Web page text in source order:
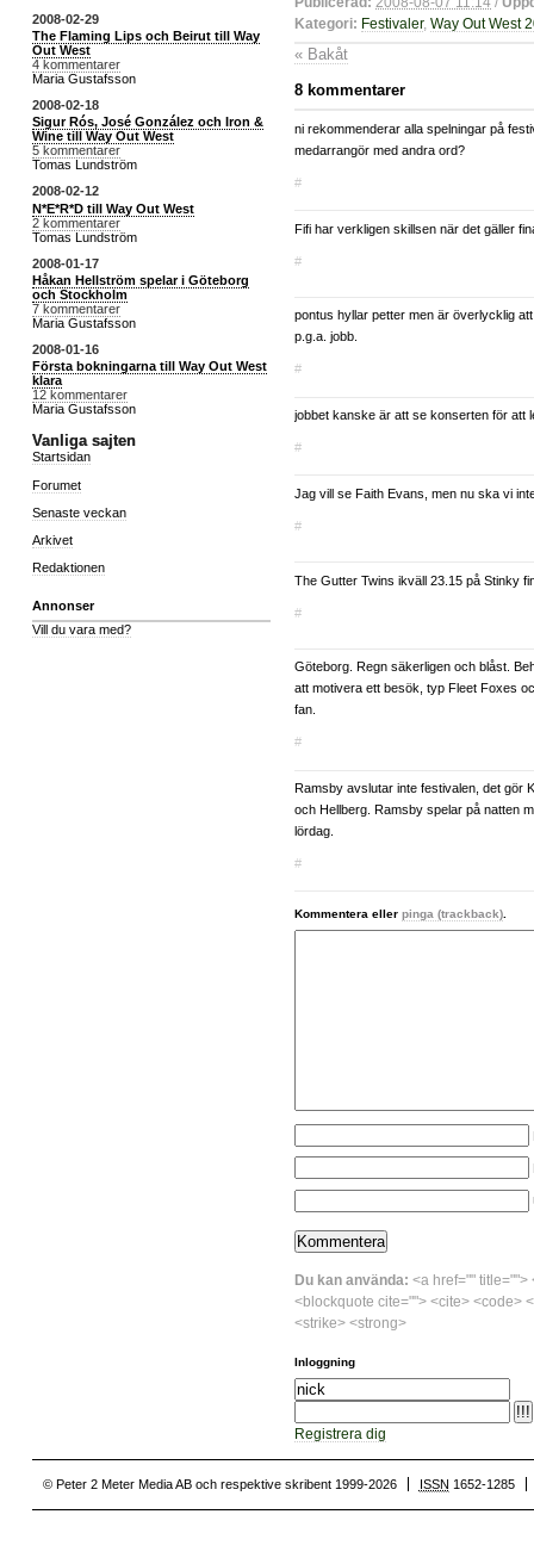
2008-02-29
The Flaming Lips och Beirut till Way
Out West
4 kommentarer
Maria Gustafsson
2008-02-18
Sigur Rós, José González och Iron &
Wine till Way Out West
5 kommentarer
Tomas Lundström
2008-02-12
N*E*R*D till Way Out West
2 kommentarer
Tomas Lundström
2008-01-17
Håkan Hellström spelar i Göteborg
och Stockholm
7 kommentarer
Maria Gustafsson
2008-01-16
Första bokningarna till Way Out West
klara
12 kommentarer
Maria Gustafsson
Vanliga sajten
Startsidan
Forumet
Senaste veckan
Arkivet
Redaktionen
Annonser
Vill du vara med?
Kategori: Festivaler, Way Out West
« Bakåt
8 kommentarer
ni rekommenderar alla spelningar på
medarrangör med andra ord?
#
Fifi har verkligen skillsen när det gäller
#
pontus hyllar petter men är överlycklig
p.g.a. jobb.
#
jobbet kanske är att se konserten för att
#
Jag vill se Faith Evans, men nu ska vi
#
The Gutter Twins ikväll 23.15 på Stinky
#
Göteborg. Regn säkerligen och blåst.
att motivera ett besök, typ Fleet Foxes
fan.
#
Ramsby avslutar inte festivalen, det gör
och Hellberg. Ramsby spelar på natten
lördag.
#
Kommentera eller pinga (trackback)
Du kan använda: <a href="" title="">
<blockquote cite=""> <cite> <code>
<strike> <strong>
Inloggning
Registrera dig
© Peter 2 Meter Media AB och respektive skribent 1999-2026 ISSN 1652-1285